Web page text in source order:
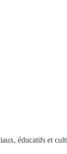
éducatifs et